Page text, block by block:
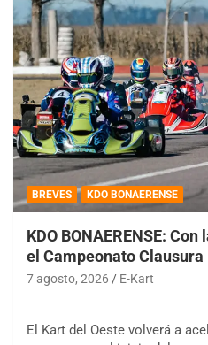
BREVES KDO BONAERENSE
KDO BONAERENSE:
el Campeonato Clausura
7 agosto, 2026 E-Kart
El Kart del Oeste volverá a